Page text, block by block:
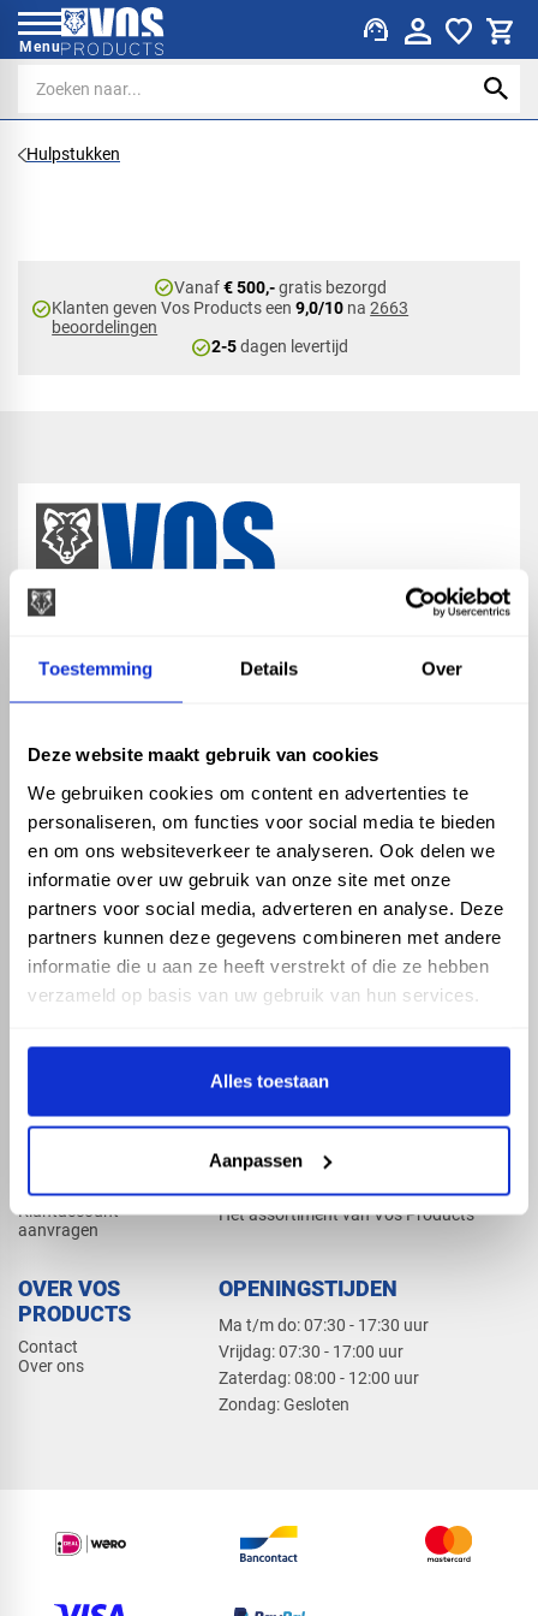
Toestemming Details Over
Deze website maakt gebruik van cookies
We gebruiken cookies om content en advertenties te
personaliseren, om functies voor social media te bieden
en om ons websiteverkeer te analyseren. Ook delen we
informatie over uw gebruik van onze site met onze
partners voor social media, adverteren en analyse. Deze
partners kunnen deze gegevens combineren met andere
informatie die u aan ze heeft verstrekt of die ze hebben
verzameld op basis van uw gebruik van hun services.
Alles toestaan
Aanpassen
Menu support_agent
Hulpstukken
check_circleVanaf€ 500,-gratis bezorgd
check_circleKlanten geven Vos Products een9,0/10 na2663
beoordelingen
check_circle2-5dagen levertijd
ASSORTIMENT
Hemelwaterafvoer
Drukleiding
Beregening
Dak en gevel
KENNIS EN HULP
Klantenservice
Kennisbank
Klantaccount
aanvragen
PRODUCTCATALOGUS 2026
Het assortiment van Vos Products
OVER VOS
PRODUCTS
Contact
Over ons
OPENINGSTIJDEN
Ma t/m do: 07:30 - 17:30 uur
​Vrijdag: 07:30 - 17:00 uur
​Zaterdag: 08:00 - 12:00 uur
​Zondag: Gesloten
phone_enabled +31 416 75 02 55
mail info@vosproducts.nl
check_circleDé bouwmarkt van Altena
check_circle Direct uit grote voorraad geleverd met eigen transport
check_circleLevering in NL en BE